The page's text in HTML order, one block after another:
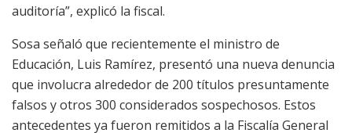
auditoría”, explicó la fiscal.
Sosa señaló que recientemente el ministro de
Educación, Luis Ramírez, presentó una nueva denuncia
que involucra alrededor de 200 títulos presuntamente
falsos y otros 300 considerados sospechosos. Estos
antecedentes ya fueron remitidos a la Fiscalía General